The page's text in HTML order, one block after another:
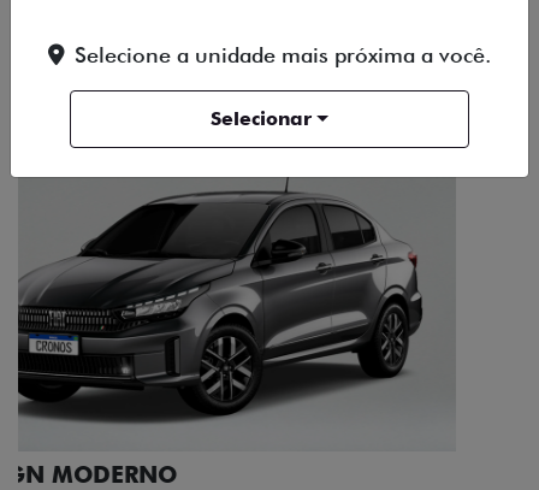
DESIGN TECNOLOGIA PERFORMANCE
RODAS DE LIGA-LEVE
Selecione a unidade mais próxima a você.
Selecionar